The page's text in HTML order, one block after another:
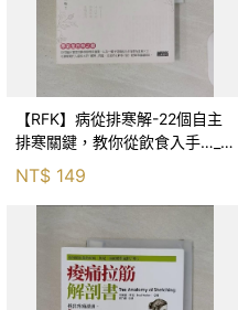
【RFK】病從排寒解-22個自主
排寒關鍵，教你從飲食入手…_
李璧如
NT$ 149